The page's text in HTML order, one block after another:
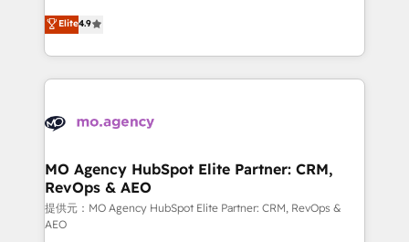
to your needs and sales objectives. With 125+
certifications, we are part of the most certified
services are offered in both English & French.
Elite Solutions Partner for businesses ready to
migrate, replatform, and scale smarter. We specialize
in high-impact CRM and CMS migrations and
onboarding from platforms like Salesforce, NetSuite,
WordPress and legacy CRMs, turning fragmented
architectures that accelerate revenue operations and
performance. - Multi-object CRM migration, cleanup,
and implementation. - Pre-built and custom
integrations across your full tech stack. - Custom
Elite4.9
MO Agency HubSpot Elite Partner: CRM,
RevOps & AEO
提供元：MO Agency HubSpot Elite Partner: CRM, RevOps &
AEO